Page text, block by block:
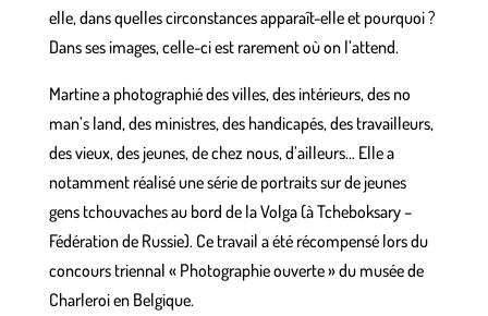
elle, dans quelles circonstances apparaît-elle et pourquoi ?
Dans ses images, celle-ci est rarement où on l’attend.
Martine a photographié des villes, des intérieurs, des no
man’s land, des ministres, des handicapés, des travailleurs,
des vieux, des jeunes, de chez nous, d’ailleurs… Elle a
notamment réalisé une série de portraits sur de jeunes
gens tchouvaches au bord de la Volga (à Tcheboksary –
Fédération de Russie). Ce travail a été récompensé lors du
concours triennal « Photographie ouverte » du musée de
Charleroi en Belgique.